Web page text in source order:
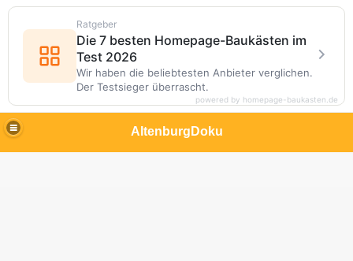
AltenburgDoku
Ratgeber
Die 7 besten Homepage-Baukästen im
Test 2026
Wir haben die beliebtesten Anbieter verglichen.
Der Testsieger überrascht.
powered by homepage-baukasten.de